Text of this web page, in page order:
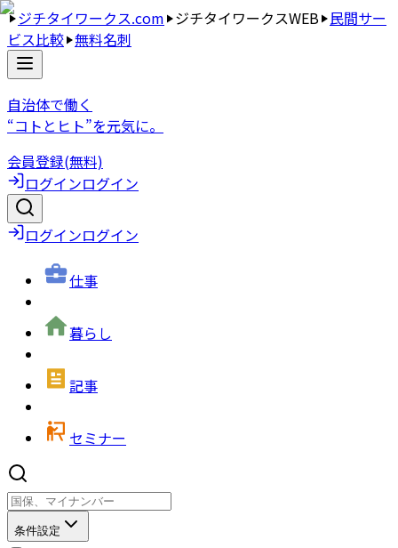
ジチタイワークス.com ジチタイワークスWEB 民間サー
ビス比較 無料名刺
自治体で働く
“コトとヒト”を元気に。
会員登録(無料)
ログインログイン
ログインログイン
仕事
暮らし
記事
セミナー
条件設定